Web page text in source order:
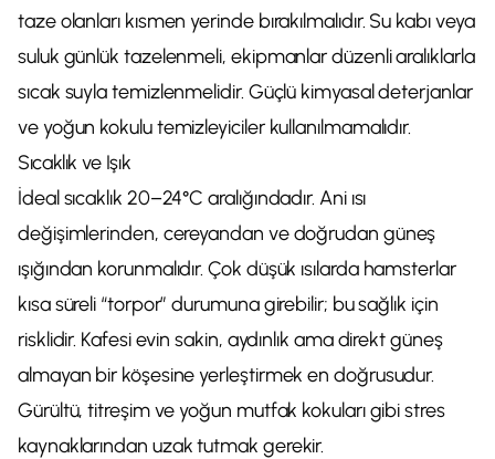
taze olanları kısmen yerinde bırakılmalıdır. Su kabı veya
suluk günlük tazelenmeli, ekipmanlar düzenli aralıklarla
sıcak suyla temizlenmelidir. Güçlü kimyasal deterjanlar
ve yoğun kokulu temizleyiciler kullanılmamalıdır.
Sıcaklık ve Işık
İdeal sıcaklık 20–24°C aralığındadır. Ani ısı
değişimlerinden, cereyandan ve doğrudan güneş
ışığından korunmalıdır. Çok düşük ısılarda hamsterlar
kısa süreli “torpor” durumuna girebilir; bu sağlık için
risklidir. Kafesi evin sakin, aydınlık ama direkt güneş
almayan bir köşesine yerleştirmek en doğrusudur.
Gürültü, titreşim ve yoğun mutfak kokuları gibi stres
kaynaklarından uzak tutmak gerekir.